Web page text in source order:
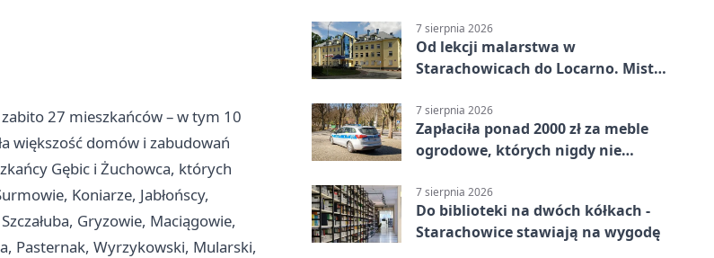
27 mieszkańców – w tym 10
większość domów i zabudowań
Gębic i Żuchowca, których
Koniarze, Jabłońscy,
Gryzowie, Maciągowie,
Pasternak, Wyrzykowski, Mularski,
7 sierpnia 2026
Od lekcji malarstwa w
Starachowicach do Locarno. Mistrz
7 sierpnia 2026
Zapłaciła ponad 2000 zł za meble
ogrodowe, których nigdy nie
7 sierpnia 2026
Do biblioteki na dwóch kółkach -
Starachowice stawiają na wygodę